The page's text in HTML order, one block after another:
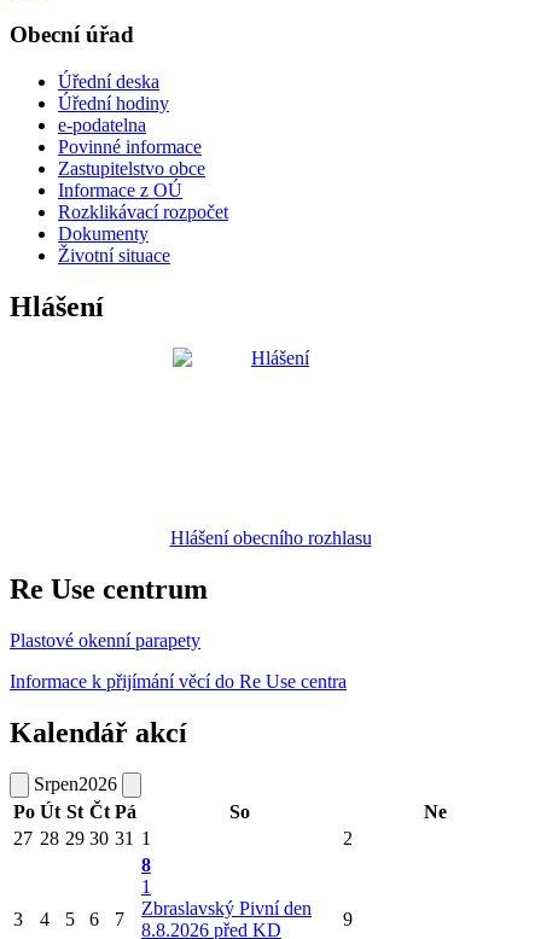
Obecní úřad
Úřední deska
Úřední hodiny
e-podatelna
Povinné informace
Zastupitelstvo obce
Informace z OÚ
Rozklikávací rozpočet
Dokumenty
Životní situace
Hlášení
Hlášení obecního rozhlasu
Re Use centrum
Plastové okenní parapety
Informace k přijímání věcí do Re Use centra
Kalendář akcí
Srpen2026
Po Út St Čt Pá So
Ne
27 28 29 30 31 1 2
3 4 5 6 7
8
1
Zbraslavský Pivní den
8.8.2026 před KD
9